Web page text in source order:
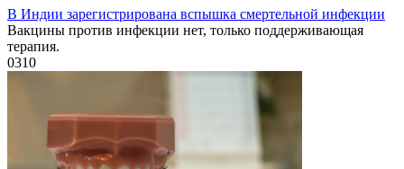
В Индии зарегистрирована вспышка смертельной инфекции
Вакцины против инфекции нет, только поддерживающая
терапия.
0310